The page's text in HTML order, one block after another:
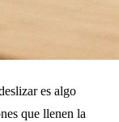
es algo
que llenen la